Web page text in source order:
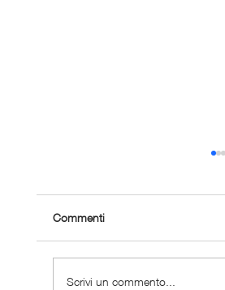
Commenti
Scrivi un commento...